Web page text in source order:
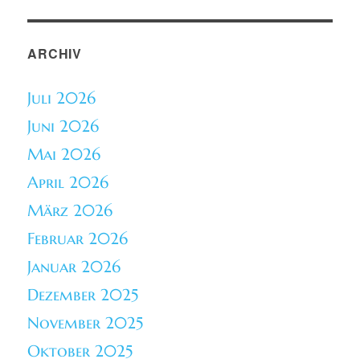
ARCHIV
Juli 2026
Juni 2026
Mai 2026
April 2026
März 2026
Februar 2026
Januar 2026
Dezember 2025
November 2025
Oktober 2025